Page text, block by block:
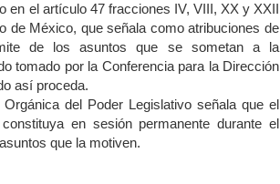
el artículo 47 fracciones IV, VIII, XX y XXII
de México, que señala como atribuciones de
de los asuntos que se sometan a la
tomado por la Conferencia para la Dirección
así proceda.
del Poder Legislativo señala que el
en sesión permanente durante el
que la motiven.